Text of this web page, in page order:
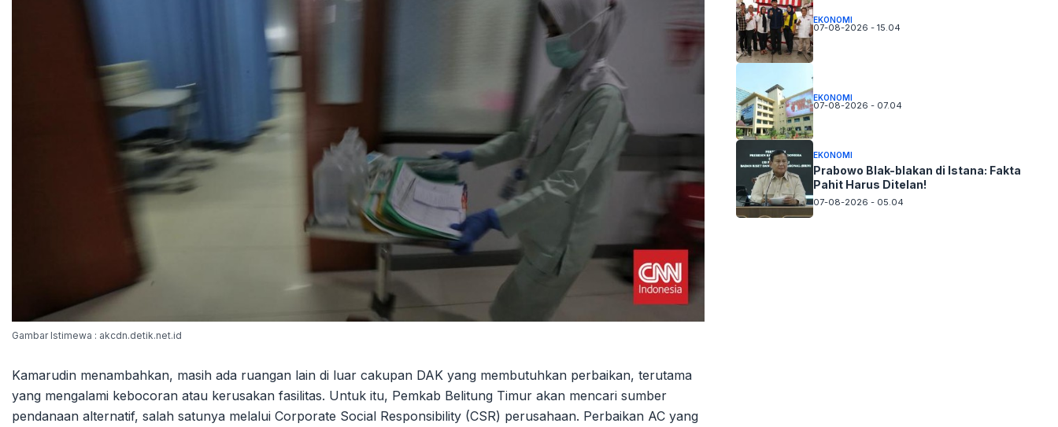
Gambar Istimewa : akcdn.detik.net.id
Kamarudin menambahkan, masih ada ruangan lain di luar cakupan DAK yang membutuhkan perbaikan, terutama
yang mengalami kebocoran atau kerusakan fasilitas. Untuk itu, Pemkab Belitung Timur akan mencari sumber
pendanaan alternatif, salah satunya melalui Corporate Social Responsibility (CSR) perusahaan. Perbaikan AC yang
EKONOMI
07-08-2026 - 15.04
EKONOMI
07-08-2026 - 07.04
EKONOMI
Prabowo Blak-blakan di Istana: Fakta
Pahit Harus Ditelan!
07-08-2026 - 05.04